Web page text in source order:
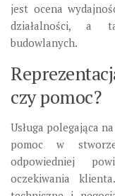
jest ocena
działalności, a
budowlanych.
czy pomoc?
Usługa polegająca
pomoc w
odpowiedniej
oczekiwania